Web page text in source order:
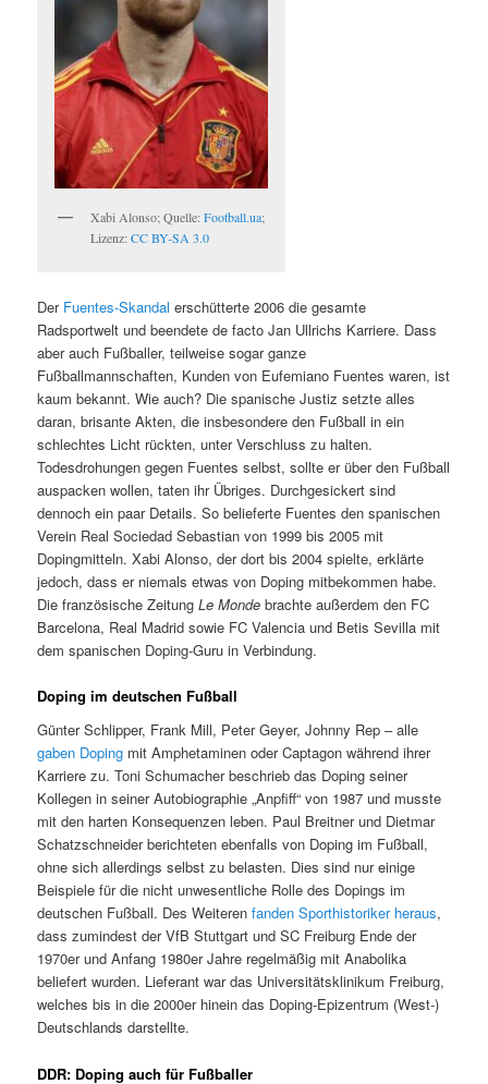
Xabi Alonso; Quelle:Football.ua;
Lizenz:CC BY-SA 3.0
Der Fuentes-Skandal erschütterte 2006 die gesamte
Radsportwelt und beendete de facto Jan Ullrichs Karriere. Dass
aber auch Fußballer, teilweise sogar ganze
Fußballmannschaften, Kunden von Eufemiano Fuentes waren, ist
kaum bekannt. Wie auch? Die spanische Justiz setzte alles
daran, brisante Akten, die insbesondere den Fußball in ein
schlechtes Licht rückten, unter Verschluss zu halten.
Todesdrohungen gegen Fuentes selbst, sollte er über den Fußball
auspacken wollen, taten ihr Übriges. Durchgesickert sind
dennoch ein paar Details. So belieferte Fuentes den spanischen
Verein Real Sociedad Sebastian von 1999 bis 2005 mit
Dopingmitteln. Xabi Alonso, der dort bis 2004 spielte, erklärte
jedoch, dass er niemals etwas von Doping mitbekommen habe.
Die französische ZeitungLe Mondebrachte außerdem den FC
Barcelona, Real Madrid sowie FC Valencia und Betis Sevilla mit
dem spanischen Doping-Guru in Verbindung.
Doping im deutschen Fußball
Günter Schlipper, Frank Mill, Peter Geyer, Johnny Rep – alle
gaben Doping mit Amphetaminen oder Captagon während ihrer
Karriere zu. Toni Schumacher beschrieb das Doping seiner
Kollegen in seiner Autobiographie „Anpfiff“ von 1987 und musste
mit den harten Konsequenzen leben. Paul Breitner und Dietmar
Schatzschneider berichteten ebenfalls von Doping im Fußball,
ohne sich allerdings selbst zu belasten. Dies sind nur einige
Beispiele für die nicht unwesentliche Rolle des Dopings im
deutschen Fußball. Des Weiterenfanden Sporthistoriker heraus,
dass zumindest der VfB Stuttgart und SC Freiburg Ende der
1970er und Anfang 1980er Jahre regelmäßig mit Anabolika
beliefert wurden. Lieferant war das Universitätsklinikum Freiburg,
welches bis in die 2000er hinein das Doping-Epizentrum (West-)
Deutschlands darstellte.
DDR: Doping auch für Fußballer